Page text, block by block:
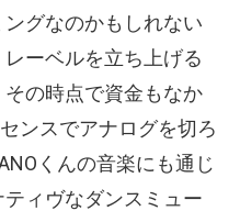
グなのかもしれない
ーベルを立ち上げる
の時点で資金もなか
ンスでアナログを切ろ
くんの音楽にも通じ
ィヴなダンスミュー